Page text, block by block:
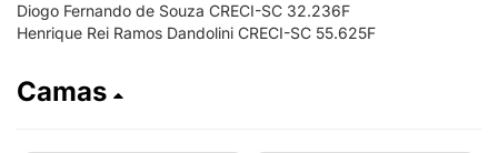
Diogo Fernando de Souza CRECI-SC 32.236F
Henrique Rei Ramos Dandolini CRECI-SC 55.625F
Camas